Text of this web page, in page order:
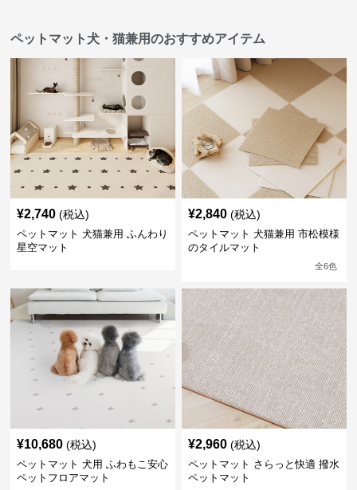
ペットマット犬・猫兼用のおすすめアイテム
¥2,740 (税込)
ペットマット 犬猫兼用 ふんわり
星空マット
¥2,840 (税込)
ペットマット 犬猫兼用 市松模様
のタイルマット
全6色
¥10,680 (税込)
ペットマット 犬用 ふわもこ安心
ペットフロアマット
¥2,960 (税込)
ペットマット さらっと快適 撥水
ペットマット